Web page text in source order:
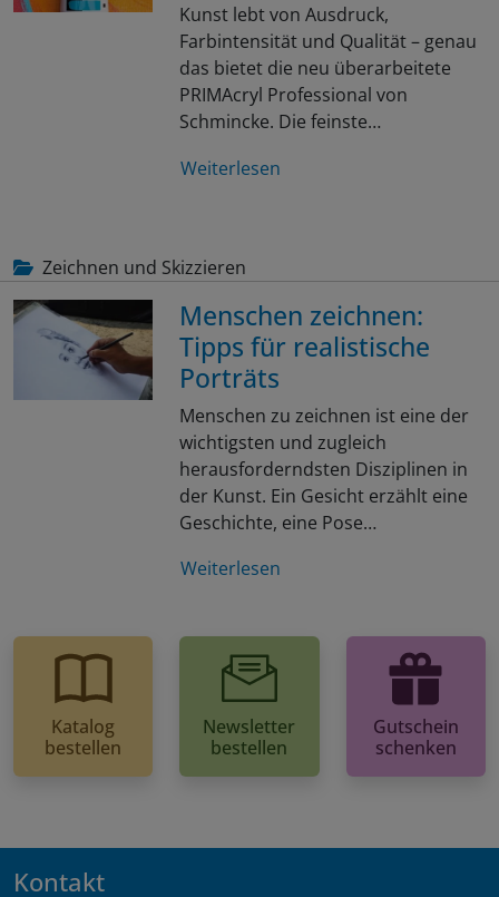
Kunst lebt von Ausdruck,
Farbintensität und Qualität – genau
das bietet die neu überarbeitete
PRIMAcryl Professional von
Schmincke. Die feinste…
Weiterlesen
Zeichnen und Skizzieren
Menschen zeichnen:
Tipps für realistische
Porträts
Menschen zu zeichnen ist eine der
wichtigsten und zugleich
herausforderndsten Disziplinen in
der Kunst. Ein Gesicht erzählt eine
Geschichte, eine Pose…
Weiterlesen
Katalog
bestellen
Newsletter
bestellen
Gutschein
schenken
Kontakt